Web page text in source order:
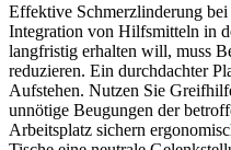
Effektive Schmerzlinderung
Integration von Hilfsmitteln in
langfristig erhalten will, muss
reduzieren. Ein durchdachter
Aufstehen. Nutzen Sie
unnötige Beugungen der
Arbeitsplatz sichern